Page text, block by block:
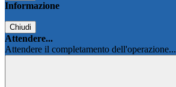
Informazione
Chiudi
Attendere...
Attendere il completamento dell'operazione...